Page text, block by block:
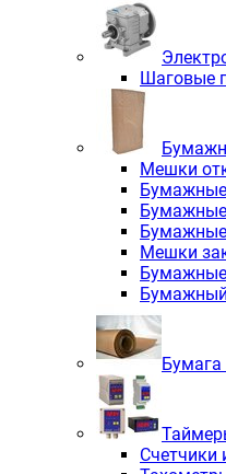
Шаговые
Мешки
Мешки
Счетчики